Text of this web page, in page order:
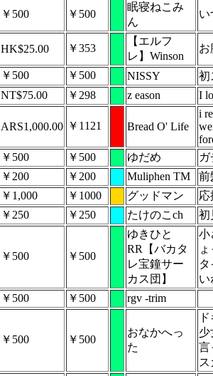
￥500 ￥500
眠寝ねこみ
ん
い
HK$25.00 ￥353
【エルフ
レ】Winson
お
￥500 ￥500 NISSY
初
NT$75.00 ￥298 z eason I
ARS1,000.00 ￥1121 Bread O' Life
i
￥500 ￥500 ゆだめ
￥200 ￥200 Muliphen TM
前
￥1,000 ￥1000 グッドマン
応
￥250 ￥250 たけのこch 初
￥500 ￥500
ゆきひと
RR【バカタ
レ宝鐘サー
カス団】
小
い
￥500 ￥500 rgv -trim
￥500 ￥500
おなかへっ
た
少
言